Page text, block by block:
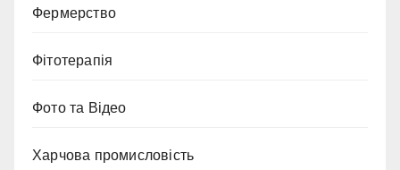
Фермерство
Фітотерапія
Фото та Відео
Харчова промисловість